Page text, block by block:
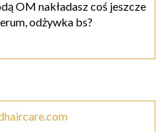
OM nakładasz coś jeszcze
odżywka bs?